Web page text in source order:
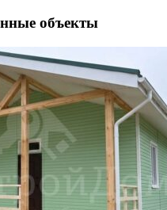
объекты